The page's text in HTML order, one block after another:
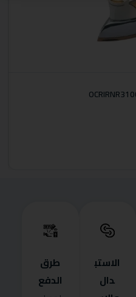
الاستب
دال
طرق
الدفع